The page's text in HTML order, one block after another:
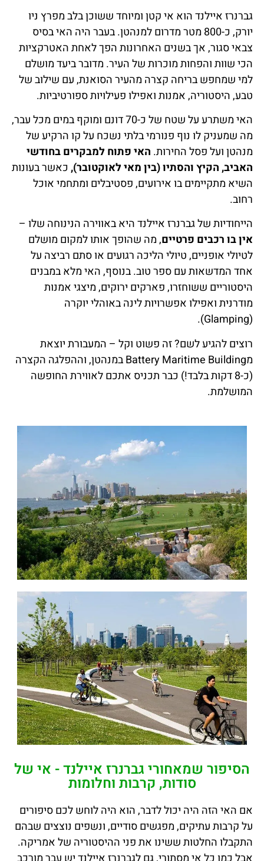
גברנרז איילנד הוא אי קטן ומיוחד ששוכן בלב מפרץ ניו
יורק, כ-800 מטר מדרום למנהטן. בעבר היה האי בסיס
צבאי סגור, אך בשנים האחרונות הפך לאחת האטרקציות
הכי שוות והפחות מוכרות של העיר. מדובר ביעד מושלם
למי שמחפש בריחה קצרה מהעיר הסואנת, עם שילוב של
טבע, היסטוריה, אמנות ואפילו פעילויות ספורטיביות.
האי משתרע על שטח של כ-70 דונם ומוקף במים מכל עבר,
מה שמעניק לו נוף פנורמי בלתי נשכח על קו הרקיע של
מנהטן ועל פסל החירות. האי פתוח למבקרים בחודשי
האביב, הקיץ והסתיו (בין מאי לאוקטובר),כאשר בעונות
השיא מתקיימים בו אירועים, פסטיבלים ומתחמי אוכל
רחוב.
הייחודיות של גברנרז איילנד היא באווירה הנינוחה שלו –
אין בו רכבים פרטיים, מה שהופך אותו למקום מושלם
לטיולי אופניים, טיולי הליכה רגועים או סתם רביצה על
אחד המדשאות עם ספר טוב. בנוסף, האי מלא במבנים
היסטוריים ששוחזרו, פארקים ירוקים, מיצגי אמנות
מודרנית ואפילו אפשרויות לינה באוהלי יוקרה
(Glamping).
רוצים להגיע לשם? זה פשוט וקל – המעבורת יוצאת
מBattery Maritime Building במנהטן, וההפלגה הקצרה
(כ-8 דקות בלבד!) כבר תכניס אתכם לאווירת החופשה
המושלמת.
הסיפור שמאחורי גברנרז איילנד - אי של
סודות, קרבות וחלומות
אם האי הזה היה יכול לדבר, הוא היה לוחש לכם סיפורים
על קרבות עתיקים, מפגשים סודיים, ונשפים נוצצים שבהם
התקבלו החלטות ששינו את פני ההיסטוריה של אמריקה.